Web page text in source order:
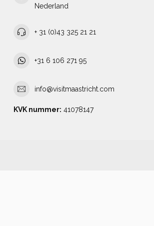
Nederland
+ 31 (0)43 325 21 21
+31 6 106 271 95
info@visitmaastricht.com
KVK nummer: 41078147